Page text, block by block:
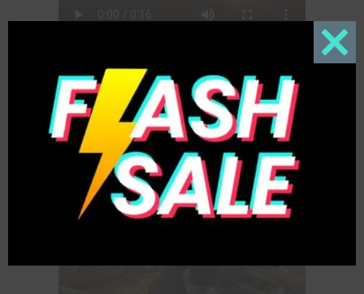
Diễn biến:Vụ việc xảy ra trên đường Long Phi.
Nhóm người đi xe tải đã chặn đầu phương tiện
của đối tượng áo trắng, sau đó xảy ra hành vi xô
Close